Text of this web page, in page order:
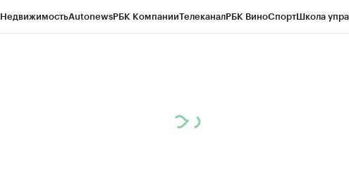
НедвижимостьAutonewsРБК КомпанииТелеканалРБК ВиноСпортШкола